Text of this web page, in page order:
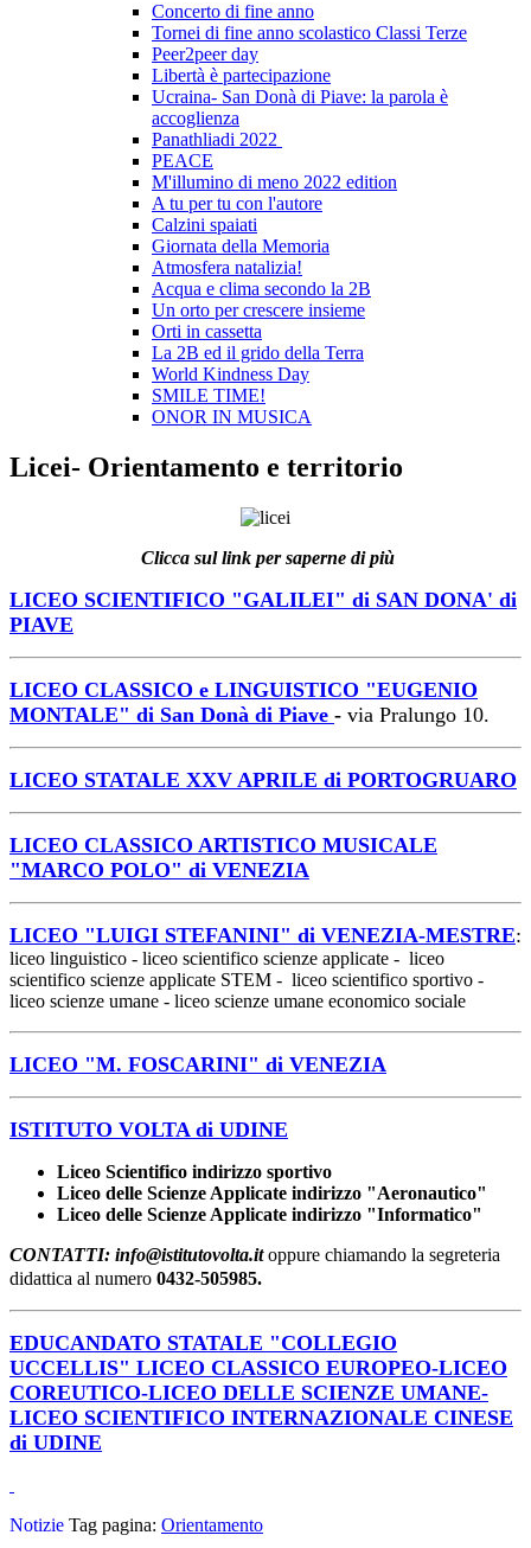
Concerto di fine anno
Tornei di fine anno scolastico Classi Terze
Peer2peer day
Libertà è partecipazione
Ucraina- San Donà di Piave: la parola è
accoglienza
Panathliadi 2022
PEACE
M'illumino di meno 2022 edition
A tu per tu con l'autore
Calzini spaiati
Giornata della Memoria
Atmosfera natalizia!
Acqua e clima secondo la 2B
Un orto per crescere insieme
Orti in cassetta
La 2B ed il grido della Terra
World Kindness Day
SMILE TIME!
ONOR IN MUSICA
Licei- Orientamento e territorio
Clicca sul link per saperne di più
LICEO SCIENTIFICO "GALILEI" di SAN DONA' di
PIAVE
LICEO CLASSICO e LINGUISTICO "EUGENIO
MONTALE" di San Donà di Piave - via Pralungo 10.
LICEO STATALE XXV APRILE di PORTOGRUARO
LICEO CLASSICO ARTISTICO MUSICALE
"MARCO POLO" di VENEZIA
LICEO "LUIGI STEFANINI" di VENEZIA-MESTRE:
liceo linguistico - liceo scientifico scienze applicate - liceo
scientifico scienze applicate STEM - liceo scientifico sportivo -
liceo scienze umane - liceo scienze umane economico sociale
LICEO "M. FOSCARINI" di VENEZIA
ISTITUTO VOLTA di UDINE
Liceo Scientifico indirizzo sportivo
Liceo delle Scienze Applicate indirizzo "Aeronautico"
Liceo delle Scienze Applicate indirizzo "Informatico"
CONTATTI: info@istitutovolta.itoppure chiamando la segreteria
didattica al numero 0432-505985.
EDUCANDATO STATALE "COLLEGIO
UCCELLIS" LICEO CLASSICO EUROPEO-LICEO
COREUTICO-LICEO DELLE SCIENZE UMANE-
LICEO SCIENTIFICO INTERNAZIONALE CINESE
di UDINE
Notizie Tag pagina: Orientamento